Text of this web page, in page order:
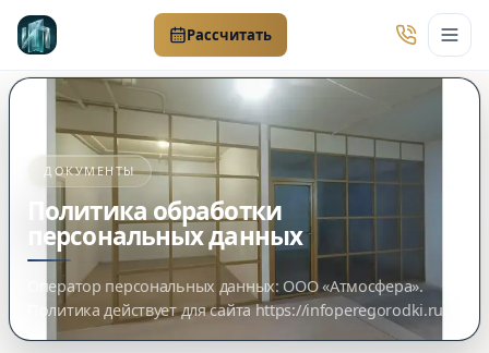
Рассчитать
ДОКУМЕНТЫ
Политика обработки
персональных данных
Оператор персональных данных: ООО «Атмосфера».
Политика действует для сайта https://infoperegorodki.ru.